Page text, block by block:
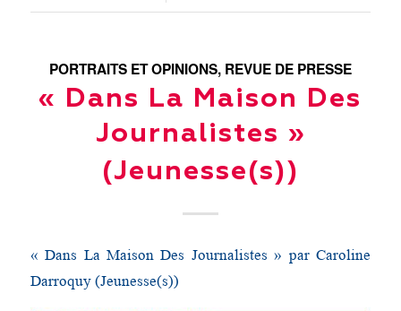
PORTRAITS ET OPINIONS, REVUE DE PRESSE
« Dans La Maison Des
Journalistes »
(Jeunesse(s))
« Dans La Maison Des Journalistes » par Caroline
Darroquy (Jeunesse(s))